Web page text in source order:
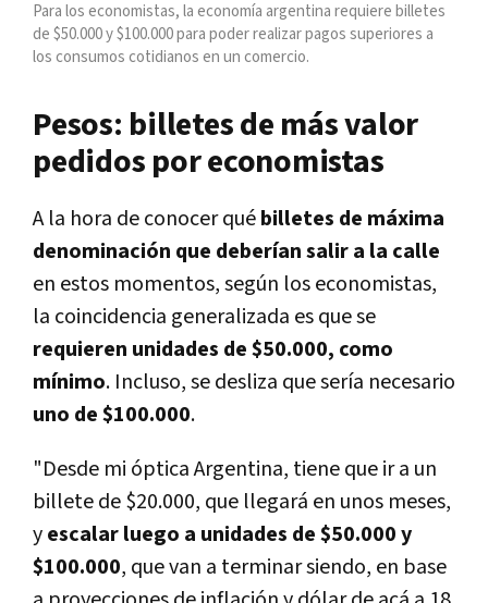
Para los economistas, la economía argentina requiere billetes
de $50.000 y $100.000 para poder realizar pagos superiores a
los consumos cotidianos en un comercio.
Pesos: billetes de más valor
pedidos por economistas
A la hora de conocer québilletes de máxima
denominación que deberían salir a la calle
en estos momentos, según los economistas,
la coincidencia generalizada es que se
requieren unidades de $50.000, como
mínimo. Incluso, se desliza que sería necesario
uno de $100.000.
"Desde mi óptica Argentina, tiene que ir a un
billete de $20.000, que llegará en unos meses,
yescalar luego a unidades de $50.000 y
$100.000, que van a terminar siendo, en base